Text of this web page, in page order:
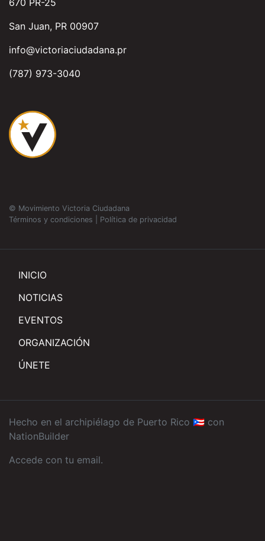
670 PR-25
San Juan, PR 00907
info@victoriaciudadana.pr
(787) 973-3040
© Movimiento Victoria Ciudadana
Términos y condiciones
Política de privacidad
INICIO
NOTICIAS
EVENTOS
ORGANIZACIÓN
ÚNETE
Hecho en el archipiélago de Puerto Rico 🇵🇷 con
NationBuilder
Accede con tu email.